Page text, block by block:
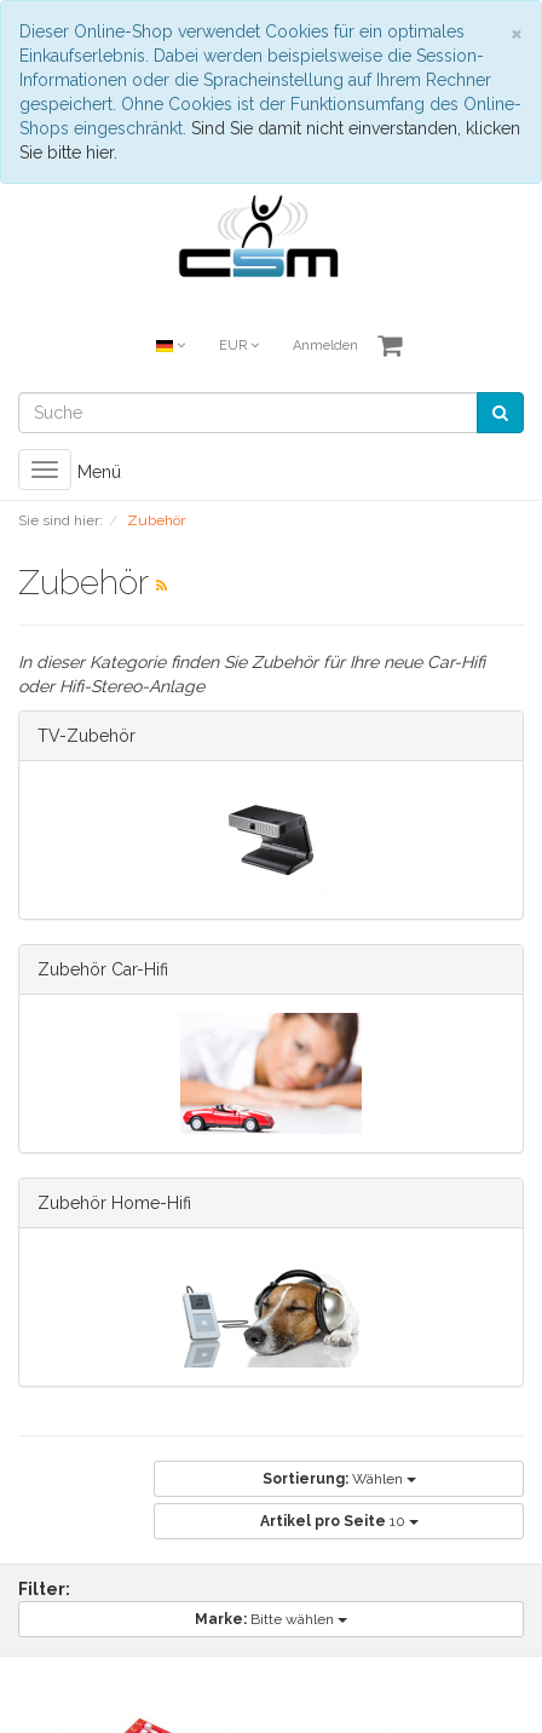
×
Dieser Online-Shop verwendet Cookies für ein optimales
Einkaufserlebnis. Dabei werden beispielsweise die Session-
Informationen oder die Spracheinstellung auf Ihrem Rechner
gespeichert. Ohne Cookies ist der Funktionsumfang des Online-
Shops eingeschränkt. Sind Sie damit nicht einverstanden, klicken
Sie bitte hier.
EUR Anmelden
Toggle
navigation
Menü
Sie sind hier: Zubehör
Zubehör
In dieser Kategorie finden Sie Zubehör für Ihre neue Car-Hifi
oder Hifi-Stereo-Anlage
TV-Zubehör
Zubehör Car-Hifi
Zubehör Home-Hifi
Sortierung: Wählen
Artikel pro Seite 10
Filter:
Marke: Bitte wählen